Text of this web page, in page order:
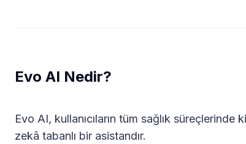
Evo AI Nedir?
Evo AI, kullanıcıların tüm sağlık
zekâ tabanlı bir asistandır.